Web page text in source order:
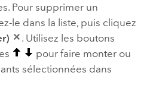
Pour supprimer un
le dans la liste, puis cliquez
. Utilisez les boutons
pour faire monter ou
sélectionnées dans